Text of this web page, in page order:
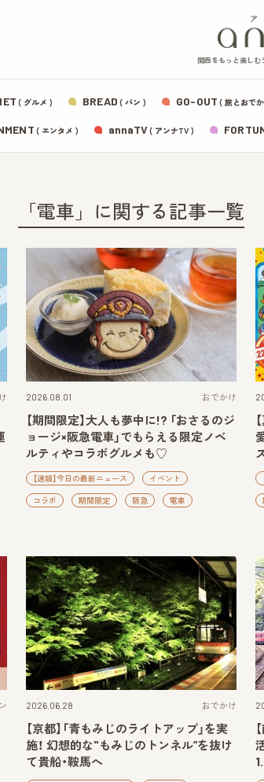
関西をもっと楽しむ
( グルメ ) BREAD ( パン ) GO-OUT ( 旅とおで
( エンタメ ) annaTV( アンナTV )
「電車」に関する記事一覧
2026.08.01 おでかけ
【期間限定】大人も夢中に!? 「おさるのジ
ョージ×阪急電車」でもらえる限定ノベ
ルティやコラボグルメも♡
【速報】今日の最新ニュース イベント
コラボ 期間限定 阪急 電車
2026.06.28 おでかけ
【京都】「青もみじのライトアップ」を実
施！ 幻想的な"もみじのトンネル”を抜け
て貴船・鞍馬へ